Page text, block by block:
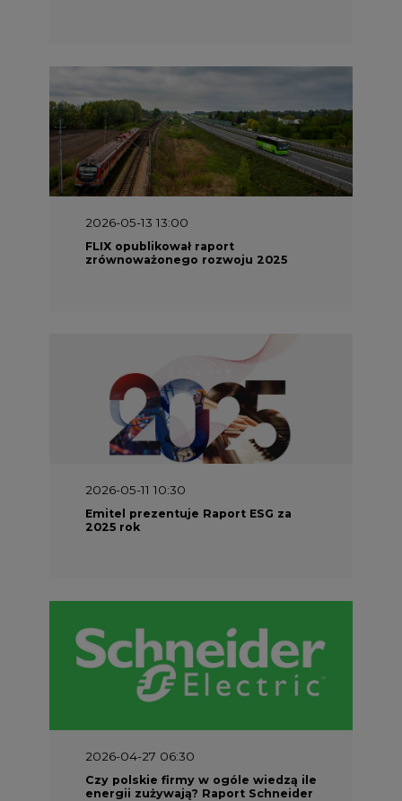
2026-05-13 13:00
FLIX opublikował raport
zrównoważonego rozwoju 2025
2026-05-11 10:30
Emitel prezentuje Raport ESG za
2025 rok
2026-04-27 06:30
Czy polskie firmy w ogóle wiedzą ile
energii zużywają? Raport Schneider